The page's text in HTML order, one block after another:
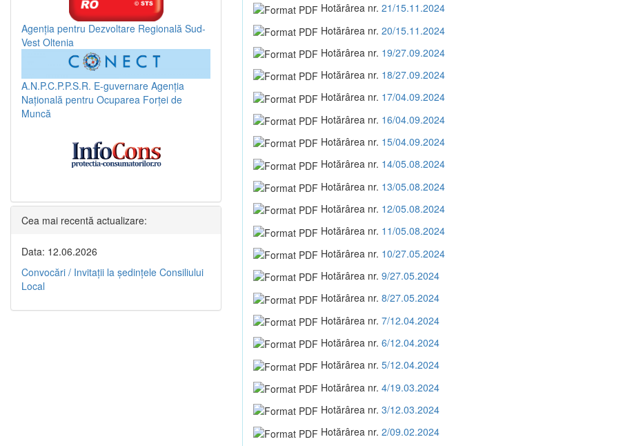
Hotărârea nr. 21/15.11.2024
Hotărârea nr. 20/15.11.2024
Hotărârea nr. 19/27.09.2024
Hotărârea nr. 18/27.09.2024
Hotărârea nr. 17/04.09.2024
Hotărârea nr. 16/04.09.2024
Hotărârea nr. 15/04.09.2024
Hotărârea nr. 14/05.08.2024
Hotărârea nr. 13/05.08.2024
Hotărârea nr. 12/05.08.2024
Hotărârea nr. 11/05.08.2024
Hotărârea nr. 10/27.05.2024
Hotărârea nr. 9/27.05.2024
Hotărârea nr. 8/27.05.2024
Hotărârea nr. 7/12.04.2024
Hotărârea nr. 6/12.04.2024
Hotărârea nr. 5/12.04.2024
Hotărârea nr. 4/19.03.2024
Hotărârea nr. 3/12.03.2024
Hotărârea nr. 2/09.02.2024
Agenția pentru Dezvoltare Regională Sud-
Vest Oltenia
A.N.P.C.P.P.S.R. E-guvernare Agenția
Națională pentru Ocuparea Forței de
Muncă
Cea mai recentă actualizare:
Data: 12.06.2026
Convocări / Invitaţii la şedinţele Consiliului
Local